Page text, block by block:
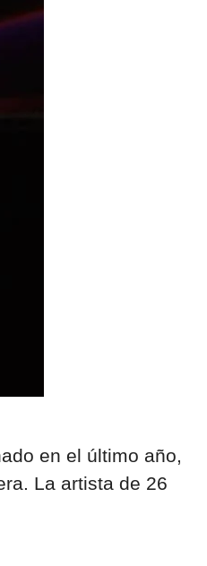
en el último año,
La artista de 26